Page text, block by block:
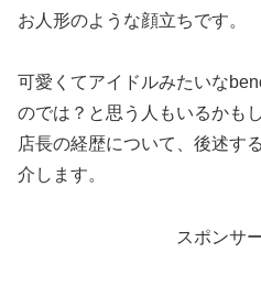
お人形のような顔立ちです。
可愛くてアイドルみたいな
のでは？と思う人もいるかも
店長の経歴について、後述す
介します。
スポンサ